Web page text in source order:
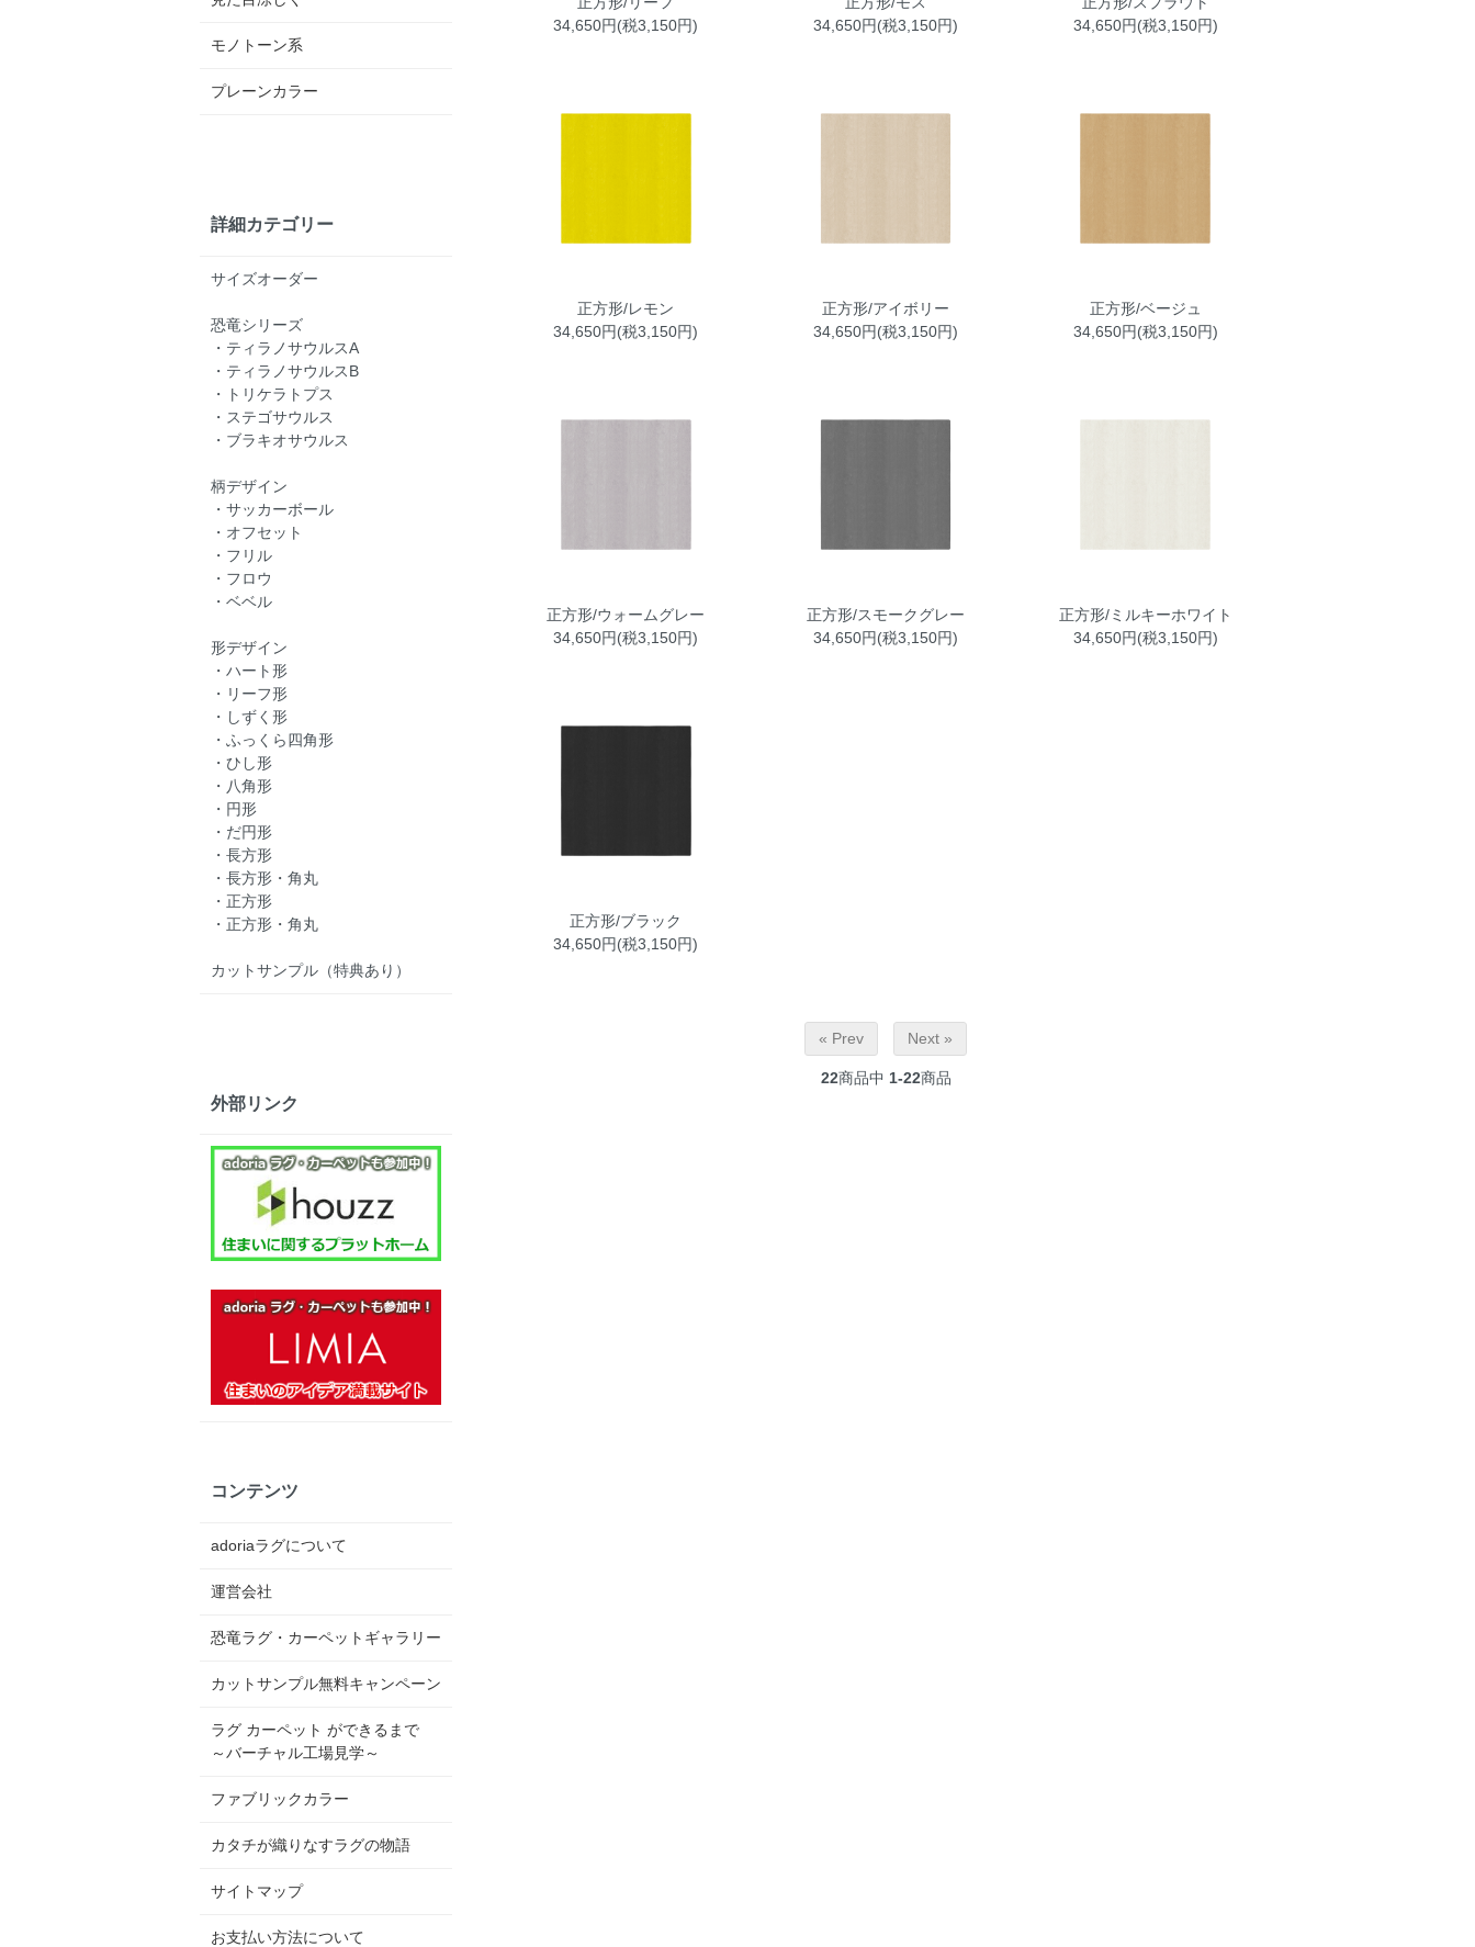
34,650円(税3,150円)
34,650円(税3,150円)
34,650円(税3,150円)
正方形/レモン
34,650円(税3,150円)
正方形/アイボリー
34,650円(税3,150円)
正方形/ベージュ
34,650円(税3,150円)
正方形/ウォームグレー
34,650円(税3,150円)
正方形/スモークグレー
34,650円(税3,150円)
正方形/ミルキーホワイト
34,650円(税3,150円)
正方形/ブラック
34,650円(税3,150円)
« Prev Next »
22商品中 1-22商品
モノトーン系
プレーンカラー
詳細カテゴリー
サイズオーダー
恐竜シリーズ
・ティラノサウルスA
・ティラノサウルスB
・トリケラトプス
・ステゴサウルス
・ブラキオサウルス
柄デザイン
・サッカーボール
・オフセット
・フリル
・フロウ
・ベベル
形デザイン
・ハート形
・リーフ形
・しずく形
・ふっくら四角形
・ひし形
・八角形
・円形
・だ円形
・長方形
・長方形・角丸
・正方形
・正方形・角丸
カットサンプル（特典あり）
外部リンク
コンテンツ
adoriaラグについて
運営会社
恐竜ラグ・カーペットギャラリー
カットサンプル無料キャンペーン
ラグ カーペット ができるまで
～バーチャル工場見学～
ファブリックカラー
カタチが織りなすラグの物語
サイトマップ
お支払い方法について